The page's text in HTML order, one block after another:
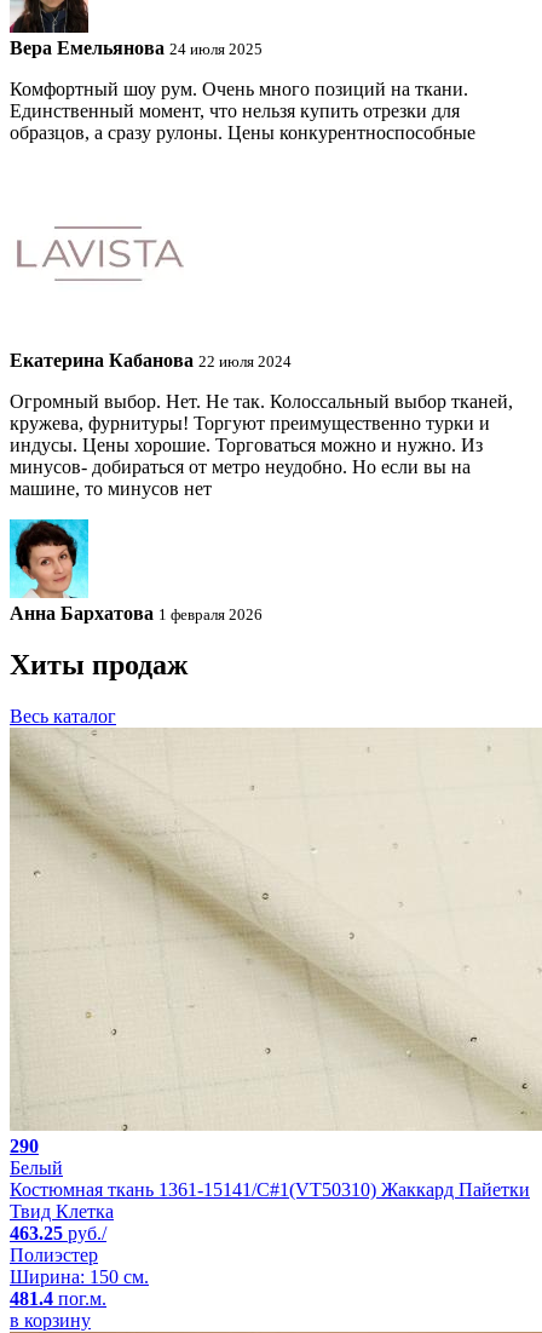
Вера Емельянова 24 июля 2025
Комфортный шоу рум. Очень много позиций на ткани.
Единственный момент, что нельзя купить отрезки для
образцов, а сразу рулоны. Цены конкурентноспособные
Екатерина Кабанова 22 июля 2024
Огромный выбор. Нет. Не так. Колоссальный выбор тканей,
кружева, фурнитуры! Торгуют преимущественно турки и
индусы. Цены хорошие. Торговаться можно и нужно. Из
минусов- добираться от метро неудобно. Но если вы на
машине, то минусов нет
Анна Бархатова 1 февраля 2026
Хиты продаж
Весь каталог
290
Белый
Костюмная ткань 1361-15141/C#1(VT50310) Жаккард Пайетки
Твид Клетка
463.25 руб./
Полиэстер
Ширина: 150 см.
481.4 пог.м.
в корзину